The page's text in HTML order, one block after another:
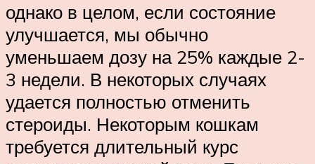
однако в целом, если состояние
улучшается, мы обычно
уменьшаем дозу на 25% каждые 2-
3 недели. В некоторых случаях
удается полностью отменить
стероиды. Некоторым кошкам
требуется длительный курс